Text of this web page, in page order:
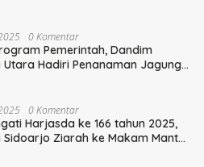
0 Komentar
Pemerintah, Dandim
Hadiri Penanaman Jagung
0 Komentar
Harjasda ke 166 tahun 2025,
Sidoarjo Ziarah ke Makam Mantan